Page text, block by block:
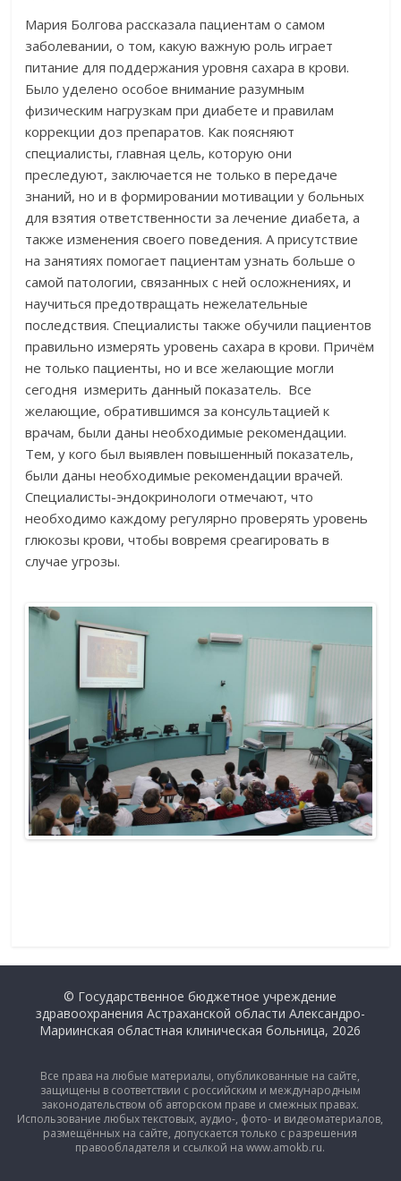
Мария Болгова рассказала пациентам о самом
заболевании, о том, какую важную роль играет
питание для поддержания уровня сахара в крови.
Было уделено особое внимание разумным
физическим нагрузкам при диабете и правилам
коррекции доз препаратов. Как поясняют
специалисты, главная цель, которую они
преследуют, заключается не только в передаче
знаний, но и в формировании мотивации у больных
для взятия ответственности за лечение диабета, а
также изменения своего поведения. А присутствие
на занятиях помогает пациентам узнать больше о
самой патологии, связанных с ней осложнениях, и
научиться предотвращать нежелательные
последствия. Специалисты также обучили пациентов
правильно измерять уровень сахара в крови. Причём
не только пациенты, но и все желающие могли
сегодня измерить данный показатель. Все
желающие, обратившимся за консультацией к
врачам, были даны необходимые рекомендации.
Тем, у кого был выявлен повышенный показатель,
были даны необходимые рекомендации врачей.
Специалисты-эндокринологи отмечают, что
необходимо каждому регулярно проверять уровень
глюкозы крови, чтобы вовремя среагировать в
случае угрозы.
© Государственное бюджетное учреждение
здравоохранения Астраханской области Александро-
Мариинская областная клиническая больница, 2026
Все права на любые материалы, опубликованные на сайте,
защищены в соответствии с российским и международным
законодательством об авторском праве и смежных правах.
Использование любых текстовых, аудио-, фото- и видеоматериалов,
размещённых на сайте, допускается только с разрешения
правообладателя и ссылкой на www.amokb.ru.